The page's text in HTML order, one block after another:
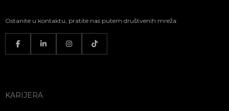
Ostanite u kontaktu, pratite nas putem društvenih mreža:
KARIJERA